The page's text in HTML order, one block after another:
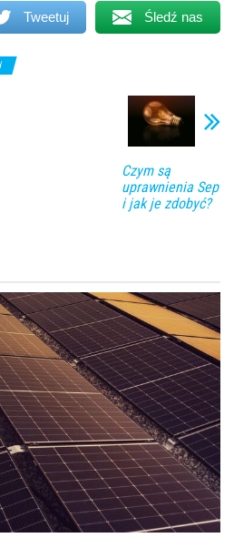
Tweetuj Śledź nas
Czym są
uprawnienia Sep
i jak je zdobyć?